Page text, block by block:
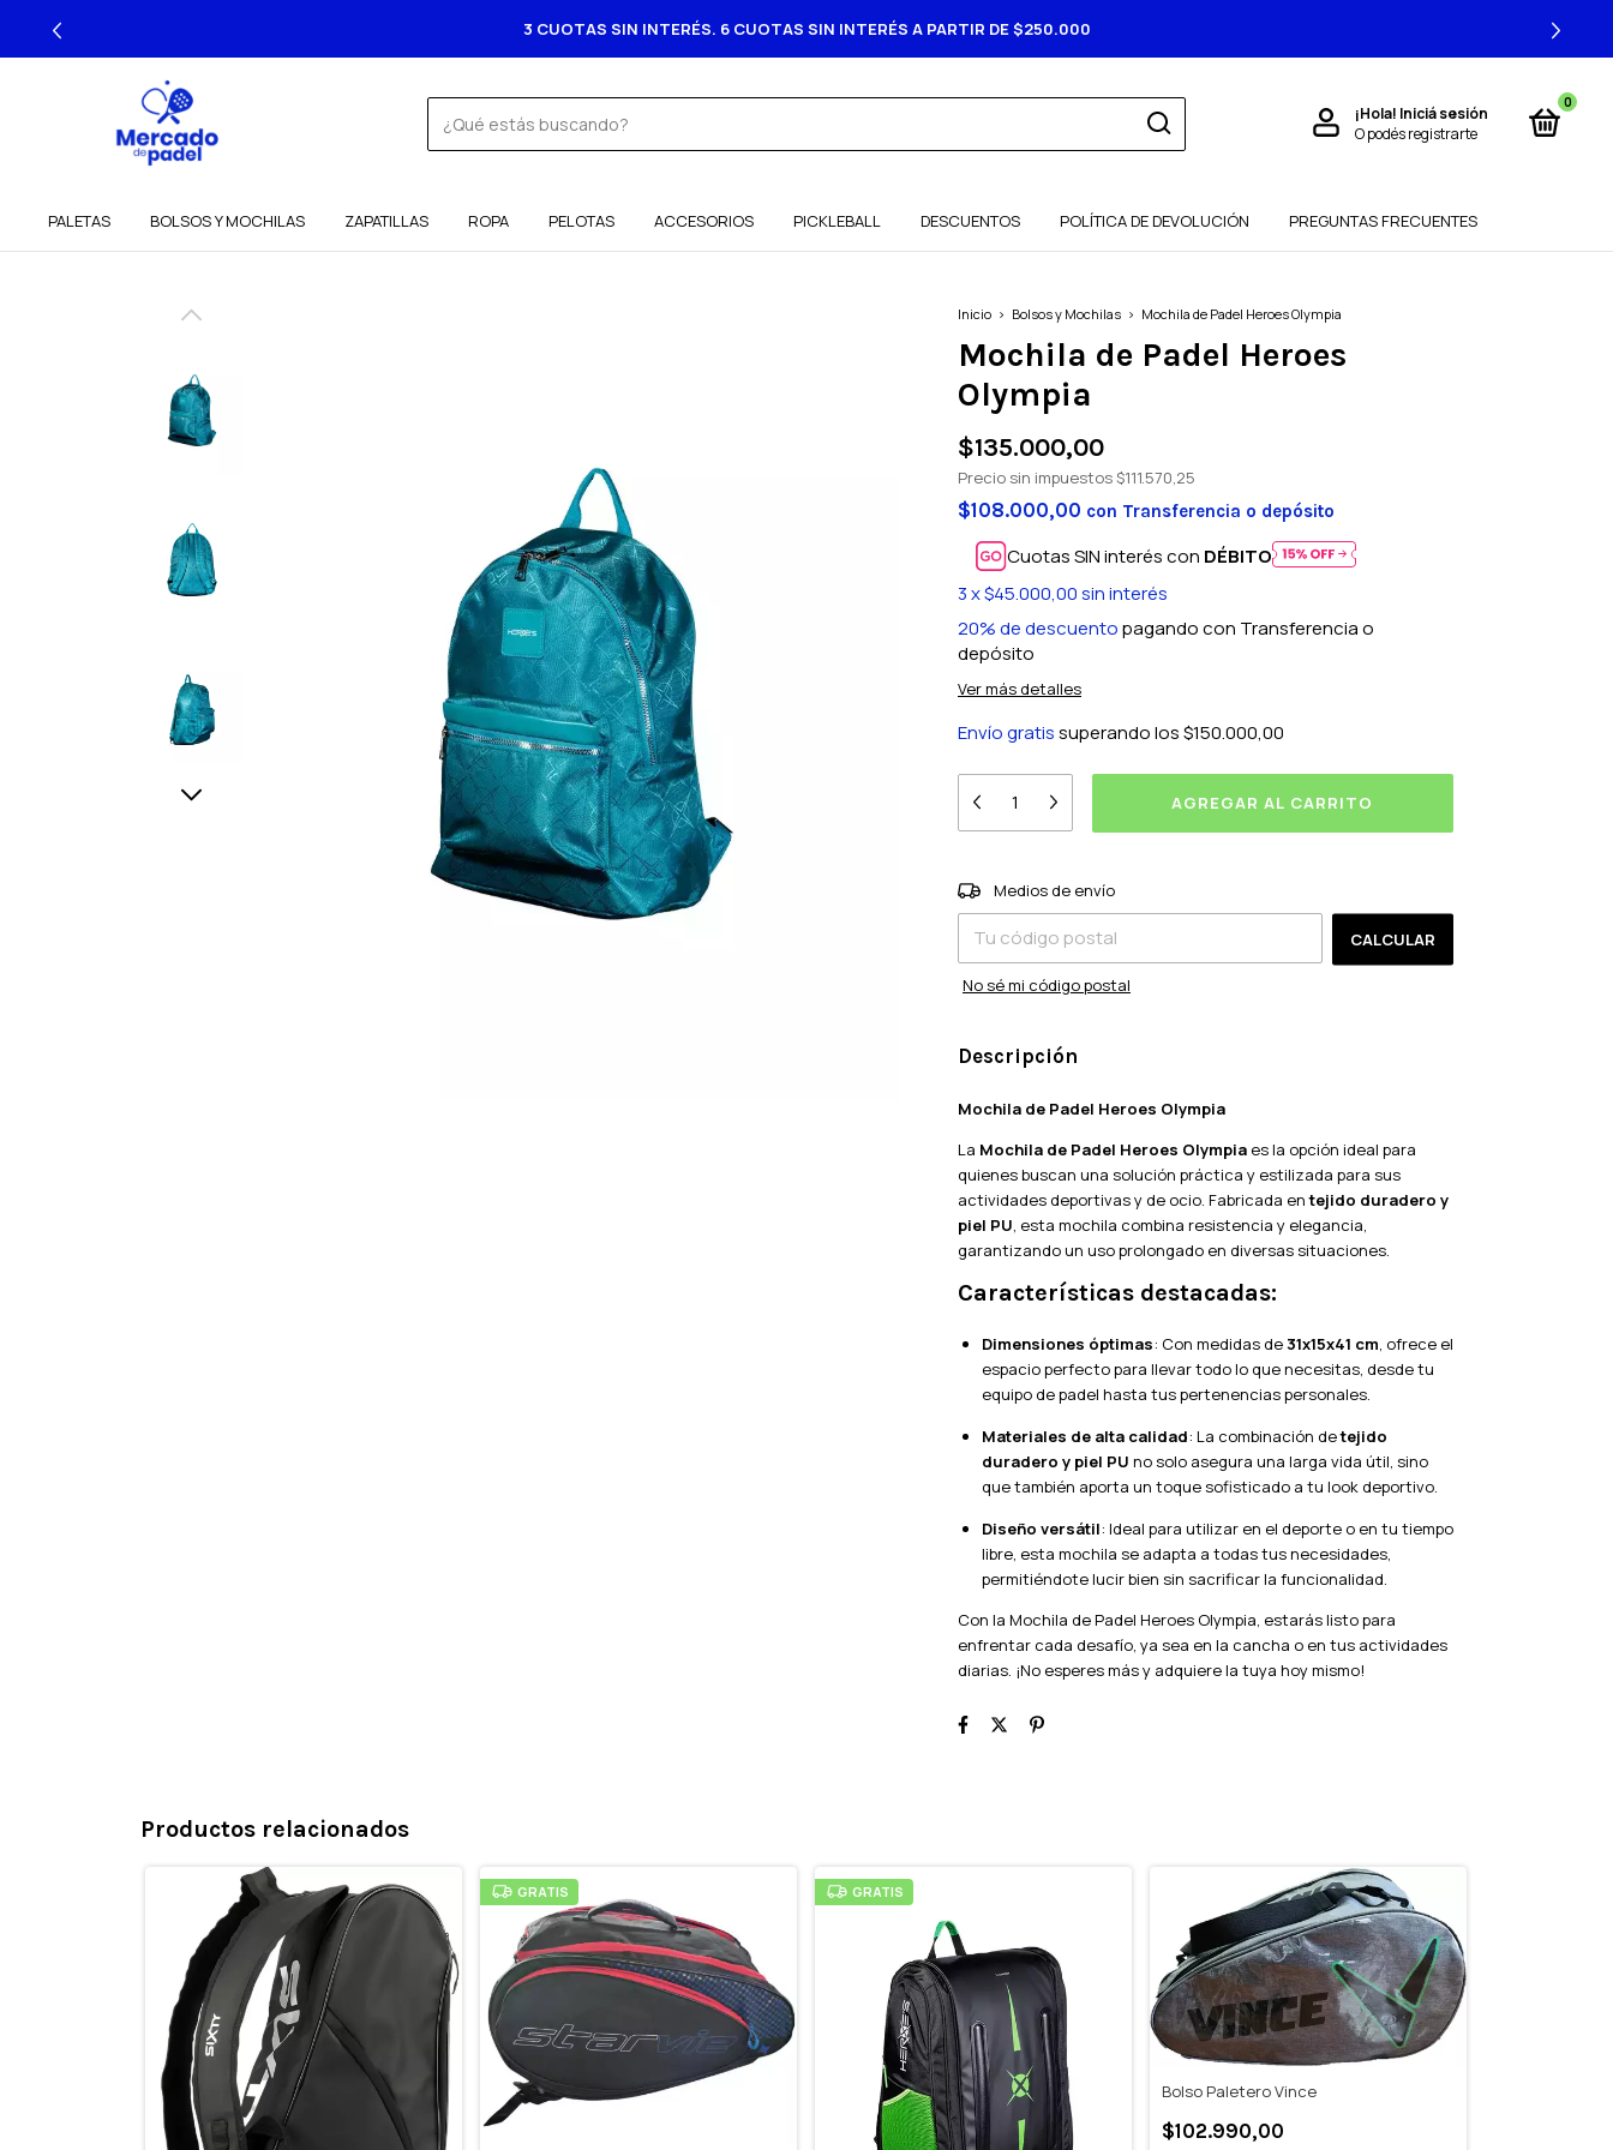
20% DESCUENTO ABONANDO CON TRANSFERENCIA
¡Hola! Iniciá sesión
O podés registrarte
0
PALETAS BOLSOS Y MOCHILAS ZAPATILLAS ROPA PELOTAS ACCESORIOS PICKLEBALL DESCUENTOS POLÍTICA DE DEVOLUCIÓN PREGUNTAS FRECUENTES
Inicio > Bolsos y Mochilas > Mochila de Padel Heroes Olympia
Mochila de Padel Heroes
Olympia
$135.000,00
Precio sin impuestos$111.570,25
$108.000,00 con Transferencia o depósito
Cuotas SIN interés con DÉBITO
3x$45.000,00sin interés
20% de descuentopagando con Transferencia o
depósito
Ver más detalles
Envío gratissuperando los$150.000,00
Entregas para el CP:
Medios de envío
CALCULAR
No sé mi código postal
Descripción
Mochila de Padel Heroes Olympia
La Mochila de Padel Heroes Olympia es la opción ideal para
quienes buscan una solución práctica y estilizada para sus
actividades deportivas y de ocio. Fabricada entejido duradero y
piel PU, esta mochila combina resistencia y elegancia,
garantizando un uso prolongado en diversas situaciones.
Características destacadas:
Dimensiones óptimas: Con medidas de31x15x41 cm, ofrece el
espacio perfecto para llevar todo lo que necesitas, desde tu
equipo de padel hasta tus pertenencias personales.
Materiales de alta calidad: La combinación detejido
duradero y piel PU no solo asegura una larga vida útil, sino
que también aporta un toque sofisticado a tu look deportivo.
Diseño versátil: Ideal para utilizar en el deporte o en tu tiempo
libre, esta mochila se adapta a todas tus necesidades,
permitiéndote lucir bien sin sacrificar la funcionalidad.
Con la Mochila de Padel Heroes Olympia, estarás listo para
enfrentar cada desafío, ya sea en la cancha o en tus actividades
diarias. ¡No esperes más y adquiere la tuya hoy mismo!
Productos relacionados
GRATIS GRATIS
Bolso Paletero Vince
$102.990,00